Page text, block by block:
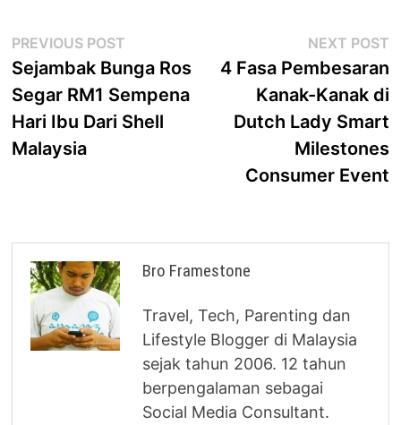
Post
navigation
PREVIOUS POST
post:
Sejambak Bunga Ros
Segar RM1 Sempena
Hari Ibu Dari Shell
Malaysia
NEXT POST
4 Fasa Pembesaran
Kanak-Kanak di
Dutch Lady Smart
Milestones
Consumer Event
Bro Framestone
Travel, Tech, Parenting dan
Lifestyle Blogger di Malaysia
sejak tahun 2006. 12 tahun
berpengalaman sebagai
Social Media Consultant.